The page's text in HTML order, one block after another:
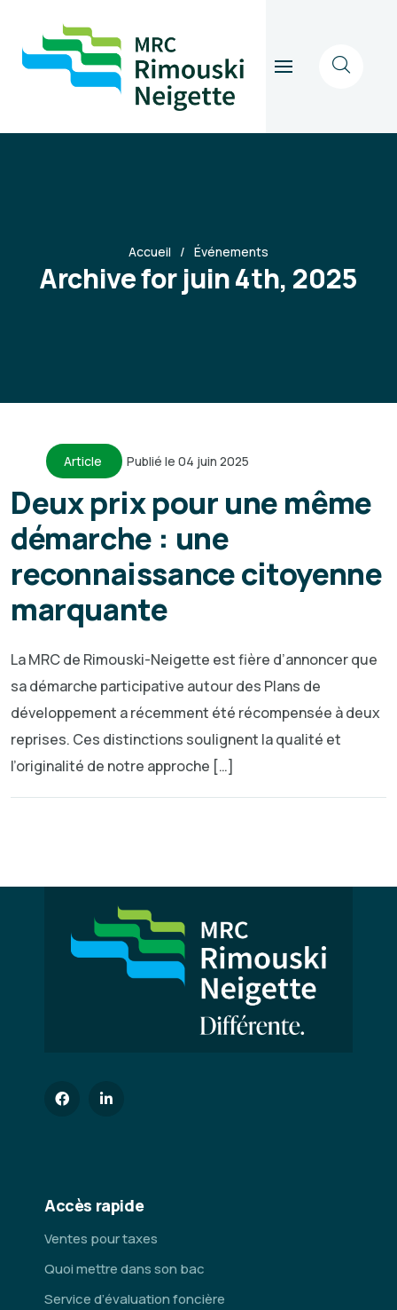
Accueil Événements
Archive for juin 4th, 2025
Article Publié le 04 juin 2025
Deux prix pour une même
démarche : une
reconnaissance citoyenne
marquante
La MRC de Rimouski-Neigette est fière d’annoncer que
sa démarche participative autour des Plans de
développement a récemment été récompensée à deux
reprises. Ces distinctions soulignent la qualité et
l’originalité de notre approche […]
Accès rapide
Ventes pour taxes
Quoi mettre dans son bac
Service d’évaluation foncière